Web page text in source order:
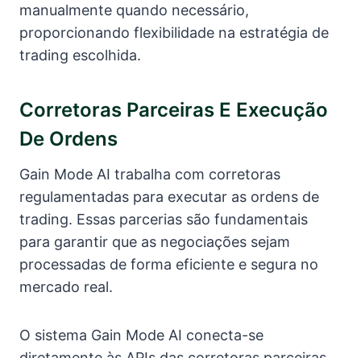
manualmente quando necessário,
proporcionando flexibilidade na estratégia de
trading escolhida.
Corretoras Parceiras E Execução
De Ordens
Gain Mode AI trabalha com corretoras
regulamentadas para executar as ordens de
trading. Essas parcerias são fundamentais
para garantir que as negociações sejam
processadas de forma eficiente e segura no
mercado real.
O sistema Gain Mode AI conecta-se